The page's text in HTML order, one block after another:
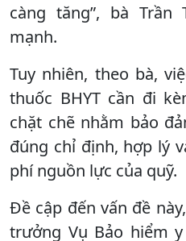
càng tăng”, bà Trần
mạnh.
Tuy nhiên, theo bà,
thuốc BHYT cần đi
chặt chẽ nhằm bảo
đúng chỉ định, hợp lý
phí nguồn lực của quỹ.
Đề cập đến vấn đề
trưởng Vụ Bảo hiểm